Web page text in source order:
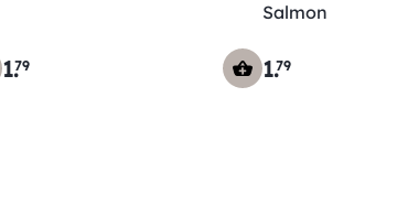
1.79
Salmon
1.79